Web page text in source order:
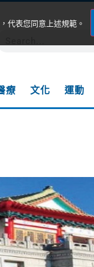
療 文化 運動
代表您同意上述規範。